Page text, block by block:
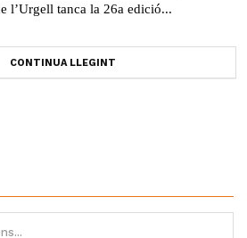
l’Urgell tanca la 26a edició...
CONTINUA LLEGINT